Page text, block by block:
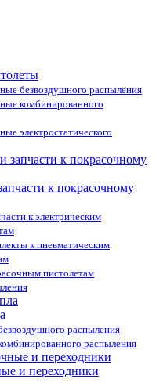
безвоздушного распыления
комбинированного
электростатического
к покрасочному
к электрическим
к пневматическим
пистолетам
распыления
распыления
и переходники